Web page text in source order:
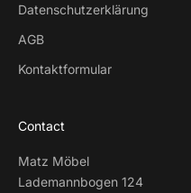
Datenschutzerklärung
AGB
Kontaktformular
Contact
Matz Möbel
Lademannbogen 124